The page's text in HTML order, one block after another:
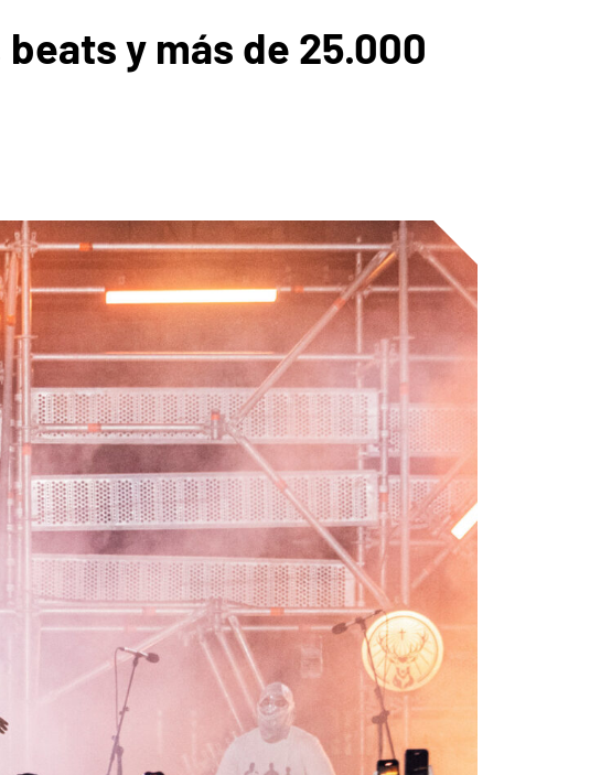
beats y más de 25.000